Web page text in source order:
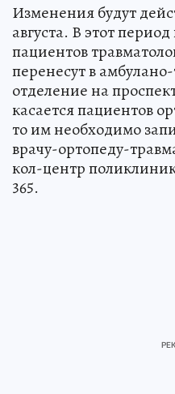
Изменения будут
августа. В этот
пациентов
перенесут в
отделение на
касается пациентов
то им необходимо
врачу-ортопеду-
кол-центр
365.